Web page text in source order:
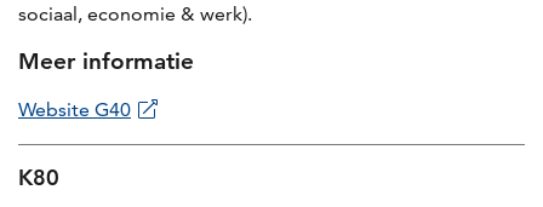
sociaal, economie & werk).
Meer informatie
Website G40
K80